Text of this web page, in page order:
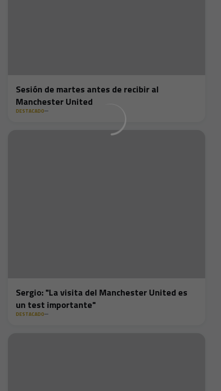
Sesión de martes antes de recibir al
Manchester United
DESTACADO
Sergio: "La visita del Manchester United es
un test importante"
DESTACADO